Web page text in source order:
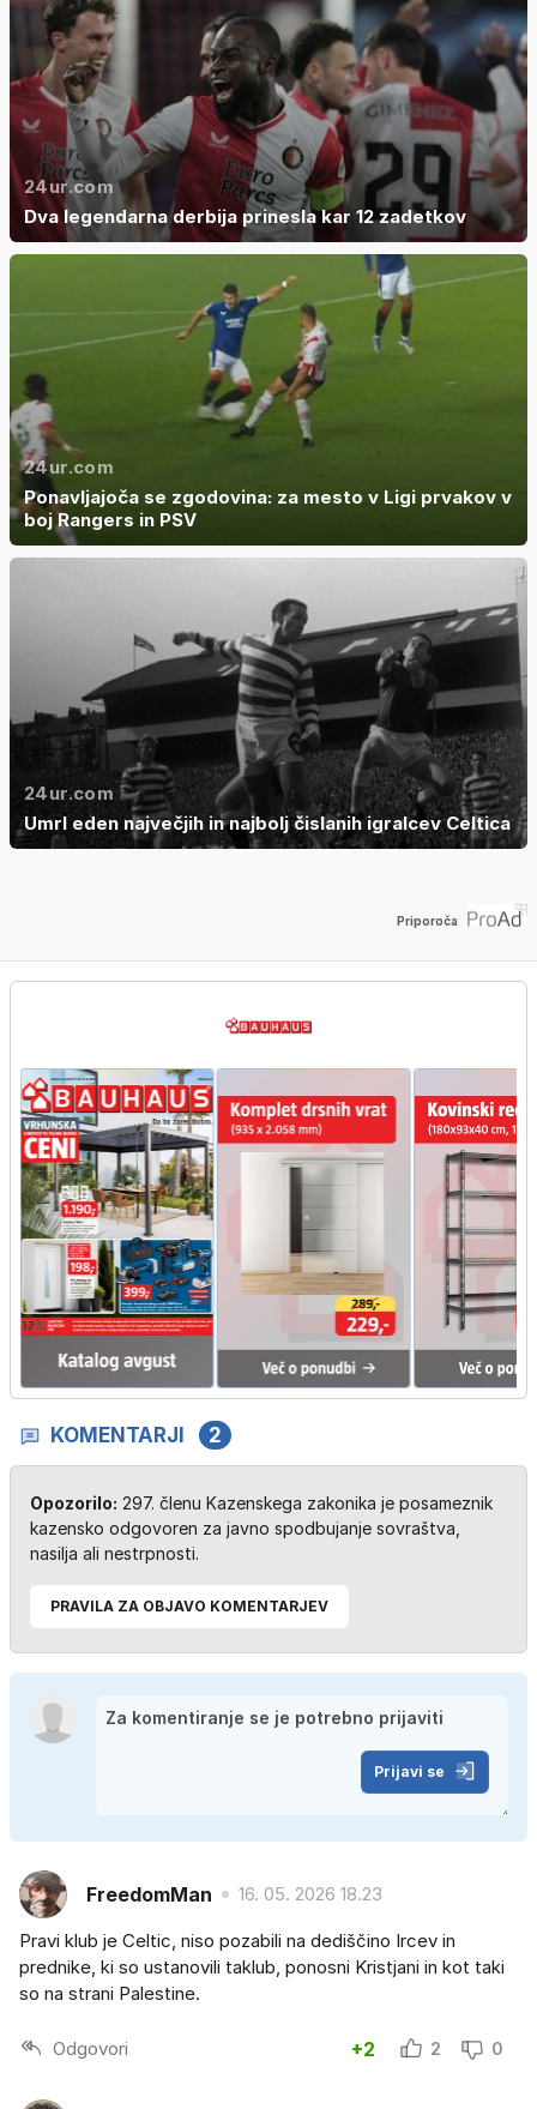
24ur.com
Dva legendarna derbija prinesla kar 12 zadetkov
24ur.com
Ponavljajoča se zgodovina: za mesto v Ligi prvakov v
boj Rangers in PSV
24ur.com
Umrl eden največjih in najbolj čislanih igralcev Celtica
Priporoča
KOMENTARJI 2
Opozorilo: 297. členu Kazenskega zakonika je posameznik
kazensko odgovoren za javno spodbujanje sovraštva,
nasilja ali nestrpnosti.
PRAVILA ZA OBJAVO KOMENTARJEV
Prijavi se
FreedomMan 16. 05. 2026 18.23
Pravi klub je Celtic, niso pozabili na dediščino Ircev in
prednike, ki so ustanovili taklub, ponosni Kristjani in kot taki
so na strani Palestine.
Odgovori +2 2 0